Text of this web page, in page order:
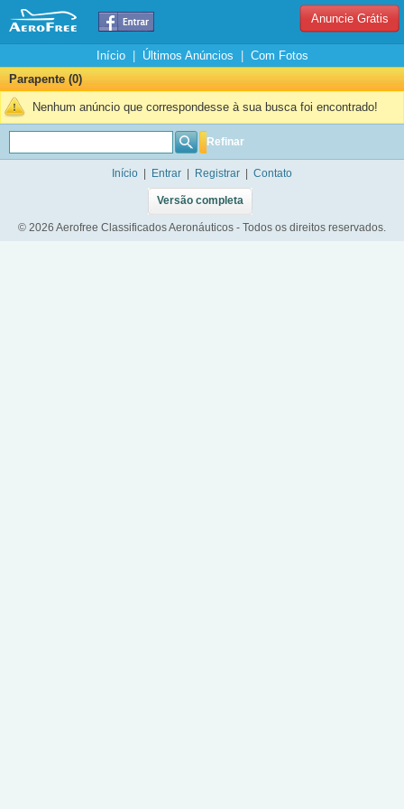
Anuncie Grátis
Início| Últimos Anúncios
Com Fotos
Parapente (0)
Nenhum anúncio que correspondesse à sua busca foi encontrado!
Refinar
Início Entrar Registrar Contato
Versão completa
© 2026 Aerofree Classificados Aeronáuticos - Todos os direitos reservados.